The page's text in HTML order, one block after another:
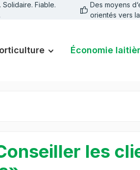
Fiable.
Des moyens
orientés vers
Économie
les